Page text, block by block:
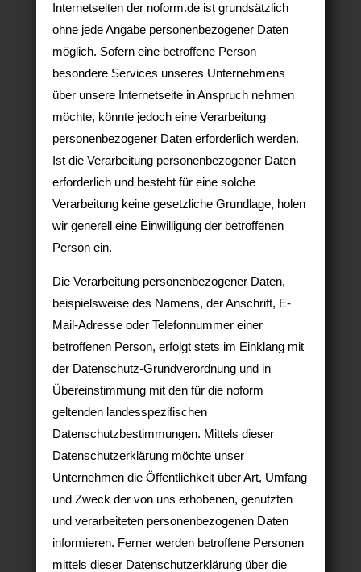
Internetseiten der noform.de ist grundsätzlich
ohne jede Angabe personenbezogener Daten
möglich. Sofern eine betroffene Person
besondere Services unseres Unternehmens
über unsere Internetseite in Anspruch nehmen
möchte, könnte jedoch eine Verarbeitung
personenbezogener Daten erforderlich werden.
Ist die Verarbeitung personenbezogener Daten
erforderlich und besteht für eine solche
Verarbeitung keine gesetzliche Grundlage, holen
wir generell eine Einwilligung der betroffenen
Person ein.
Die Verarbeitung personenbezogener Daten,
beispielsweise des Namens, der Anschrift, E-
Mail-Adresse oder Telefonnummer einer
betroffenen Person, erfolgt stets im Einklang mit
der Datenschutz-Grundverordnung und in
Übereinstimmung mit den für die noform
geltenden landesspezifischen
Datenschutzbestimmungen. Mittels dieser
Datenschutzerklärung möchte unser
Unternehmen die Öffentlichkeit über Art, Umfang
und Zweck der von uns erhobenen, genutzten
und verarbeiteten personenbezogenen Daten
informieren. Ferner werden betroffene Personen
mittels dieser Datenschutzerklärung über die